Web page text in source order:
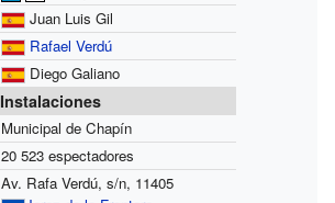
Juan Luis Gil
Rafael Verdú
Diego Galiano
Instalaciones
Municipal de Chapín
20 523 espectadores
Av. Rafa Verdú, s/n, 11405